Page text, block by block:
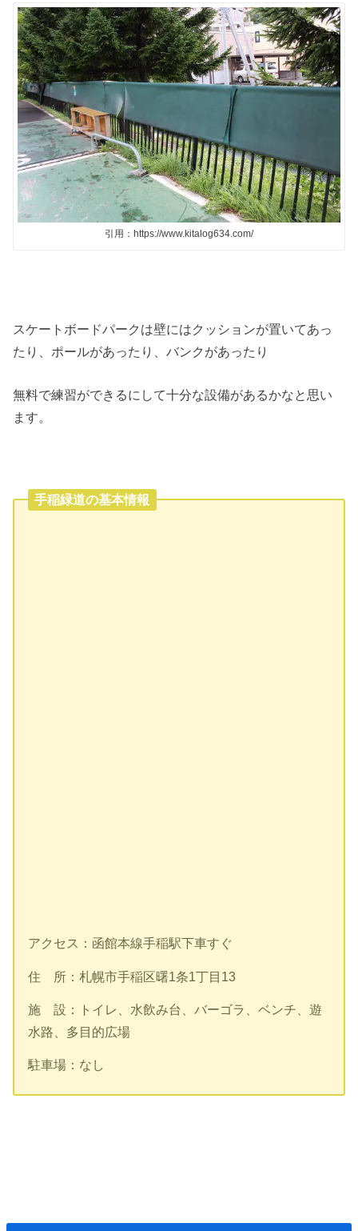
引用：https://www.kitalog634.com/
スケートボードパークは壁にはクッションが置いてあっ
たり、ポールがあったり、バンクがあったり
無料で練習ができるにして十分な設備があるかなと思い
ます。
手稲緑道の基本情報
アクセス：函館本線手稲駅下車すぐ
住 所：札幌市手稲区曙1条1丁目13
施 設：トイレ、水飲み台、バーゴラ、ベンチ、遊
水路、多目的広場
駐車場：なし